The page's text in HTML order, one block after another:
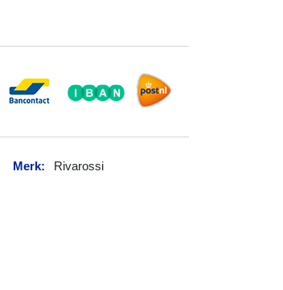
Merk: Rivarossi